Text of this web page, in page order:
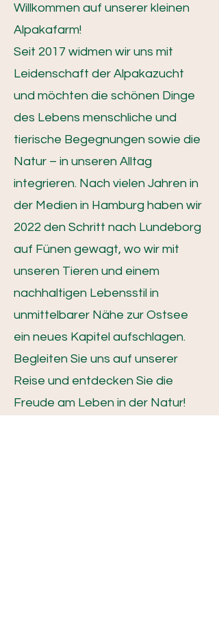
Willkommen auf unserer kleinen
Alpakafarm!
Seit 2017 widmen wir uns mit
Leidenschaft der Alpakazucht
und möchten die schönen Dinge
des Lebens menschliche und
tierische Begegnungen sowie die
Natur – in unseren Alltag
integrieren. Nach vielen Jahren in
der Medien in Hamburg haben wir
2022 den Schritt nach Lundeborg
auf Fünen gewagt, wo wir mit
unseren Tieren und einem
nachhaltigen Lebensstil in
unmittelbarer Nähe zur Ostsee
ein neues Kapitel aufschlagen.
Begleiten Sie uns auf unserer
Reise und entdecken Sie die
Freude am Leben in der Natur!